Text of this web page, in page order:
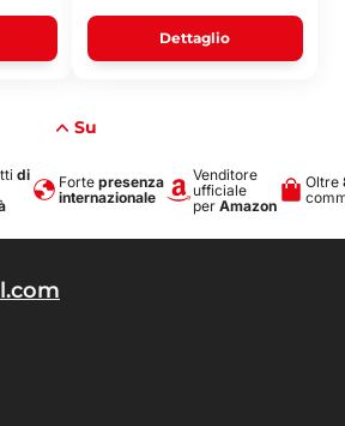
Dettaglio
Su
di
Forte presenza
internazionale
Venditore
ufficiale
per Amazon
Oltre